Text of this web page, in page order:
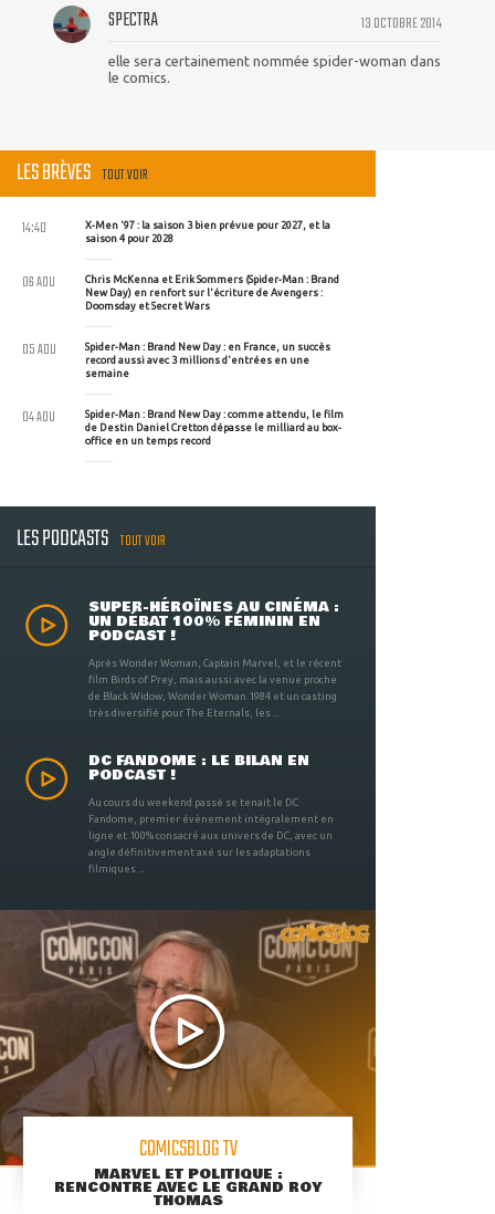
13 OCTOBRE 2014
SPECTRA
elle sera certainement nommée spider-woman dans
le comics.
LES BRÈVES TOUT VOIR
X-Men '97 : la saison 3 bien prévue pour 2027, et la
saison 4 pour 2028
14:40
Chris McKenna et Erik Sommers (Spider-Man : Brand
New Day) en renfort sur l'écriture de Avengers :
Doomsday et Secret Wars
06 AOU
Spider-Man : Brand New Day : en France, un succès
record aussi avec 3 millions d'entrées en une
semaine
05 AOU
Spider-Man : Brand New Day : comme attendu, le film
de Destin Daniel Cretton dépasse le milliard au box-
office en un temps record
04 AOU
LES PODCASTS TOUT VOIR
SUPER-HÉROÏNES AU CINÉMA :
UN DÉBAT 100% FÉMININ EN
PODCAST !
Après Wonder Woman, Captain Marvel, et le récent
film Birds of Prey, mais aussi avec la venue proche
de Black Widow, Wonder Woman 1984 et un casting
très diversifié pour The Eternals, les ...
DC FANDOME : LE BILAN EN
PODCAST !
Au cours du weekend passé se tenait le DC
Fandome, premier évènement intégralement en
ligne et 100% consacré aux univers de DC, avec un
angle définitivement axé sur les adaptations
filmiques ...
COMICSBLOG TV
MARVEL ET POLITIQUE :
RENCONTRE AVEC LE GRAND ROY
THOMAS